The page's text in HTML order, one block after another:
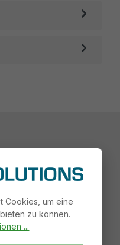
Cookies, um eine
zu können.
...